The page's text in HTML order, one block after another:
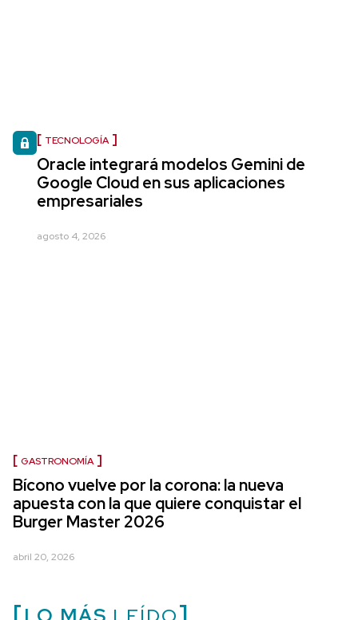
TECNOLOGÍA
Oracle integrará modelos Gemini de
Google Cloud en sus aplicaciones
empresariales
agosto 4, 2026
GASTRONOMÍA
Bícono vuelve por la corona: la nueva
apuesta con la que quiere conquistar el
Burger Master 2026
abril 20, 2026